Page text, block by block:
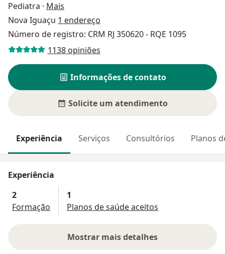
Pediatra · Mais
Nova Iguaçu 1 endereço
Número de registro: CRM RJ 350620 - RQE 1095
1138 opiniões
Informações de contato
Solicite um atendimento
Experiência Serviços Consultórios Planos
Experiência
2
Formação
1
Planos de saúde aceitos
Mostrar mais detalhes
sobre a experiência